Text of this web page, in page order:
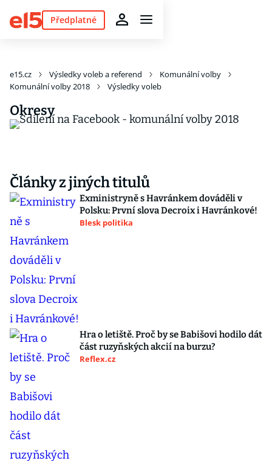
Předplatné
e15.cz Výsledky voleb a referend
Komunální volby
Komunální volby 2018
Výsledky voleb
Okresy
Články z jiných titulů
Exministryně s Havránkem dováděli v
Polsku: První slova Decroix i Havránkové!
Blesk politika
Hra o letiště. Proč by se Babišovi hodilo dát
část ruzyňských akcií na burzu?
Reflex.cz